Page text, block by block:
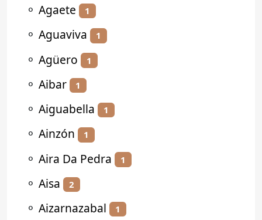
⚬ Agaete 1
⚬ Aguaviva 1
⚬ Agüero 1
⚬ Aibar 1
⚬ Aiguabella 1
⚬ Ainzón 1
⚬ Aira Da Pedra 1
⚬ Aisa 2
⚬ Aizarnazabal 1